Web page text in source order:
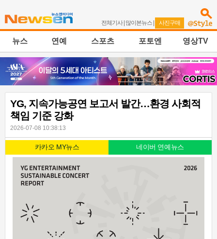
전체기사| 많이본뉴스 | 사진구매
뉴스 연예 스포츠 포토엔 영상TV
YG, 지속가능공연 보고서 발간…환경 사회적
책임 기준 강화
2026-07-08 10:38:13
카카오 MY뉴스 네이버 연예뉴스